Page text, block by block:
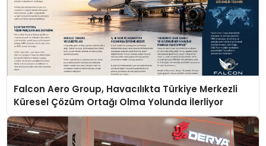
Falcon Aero Group, Havacılıkta Türkiye Merkezli
Küresel Çözüm Ortağı Olma Yolunda İlerliyor